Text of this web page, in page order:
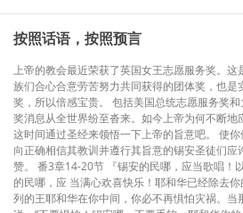
按照话语，按照预言
上帝的教会最近荣获了英国女王志愿服务奖。这
族们合心合意劳苦努力共同获得的团体奖，也是
奖，所以倍感宝贵。 包括美国总统志愿服务奖
奖消息从全世界纷至沓来。如今上帝为何不断地
这时间通过圣经来领悟一下上帝的旨意吧。 使
向正确相信其教训并遵行其旨意的锡安圣徒们
赞。 番3章14-20节 『锡安的民哪，应当歌唱！
的民哪，应 当满心欢喜快乐！耶和华已经除去
列的王耶和华在你中间，你必不再惧怕灾祸。当